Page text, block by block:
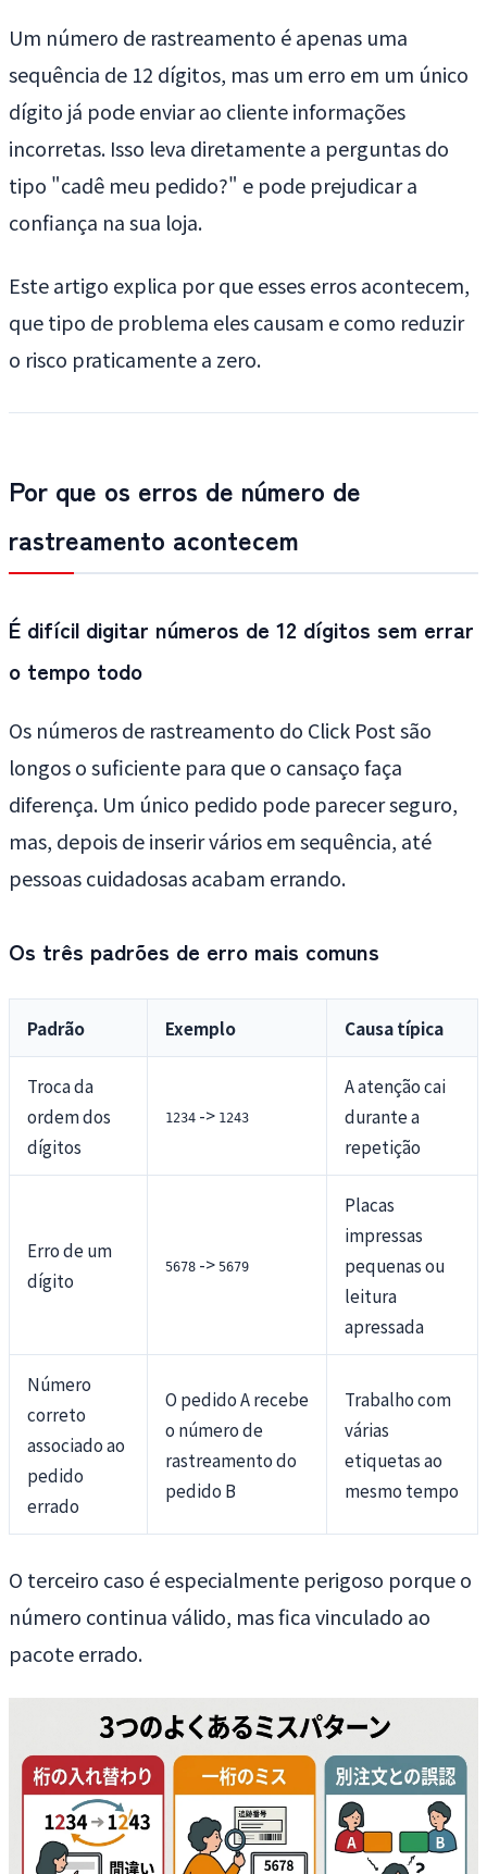
Um número de rastreamento é apenas uma
sequência de 12 dígitos, mas um erro em um único
dígito já pode enviar ao cliente informações
incorretas. Isso leva diretamente a perguntas do
tipo "cadê meu pedido?" e pode prejudicar a
confiança na sua loja.
Este artigo explica por que esses erros acontecem,
que tipo de problema eles causam e como reduzir
o risco praticamente a zero.
Por que os erros de número de
rastreamento acontecem
É difícil digitar números de 12 dígitos sem errar
o tempo todo
Os números de rastreamento do Click Post são
longos o suficiente para que o cansaço faça
diferença. Um único pedido pode parecer seguro,
mas, depois de inserir vários em sequência, até
pessoas cuidadosas acabam errando.
Os três padrões de erro mais comuns
Padrão Exemplo Causa típica
Troca da
ordem dos
dígitos
1234 -> 1243
A atenção cai
durante a
repetição
Erro de um
dígito
5678 -> 5679
Placas
impressas
pequenas ou
leitura
apressada
Número
correto
associado ao
pedido
errado
O pedido A recebe
o número de
rastreamento do
pedido B
Trabalho com
várias
etiquetas ao
mesmo tempo
O terceiro caso é especialmente perigoso porque o
número continua válido, mas fica vinculado ao
pacote errado.